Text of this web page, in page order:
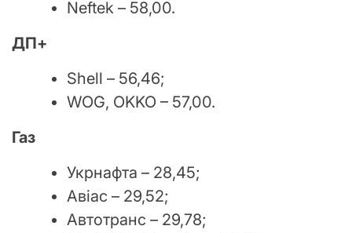
Neftek – 58,00.
ДП+
Shell – 56,46;
WOG, OKKO – 57,00.
Газ
Укрнафта – 28,45;
Авіас – 29,52;
Автотранс – 29,78;